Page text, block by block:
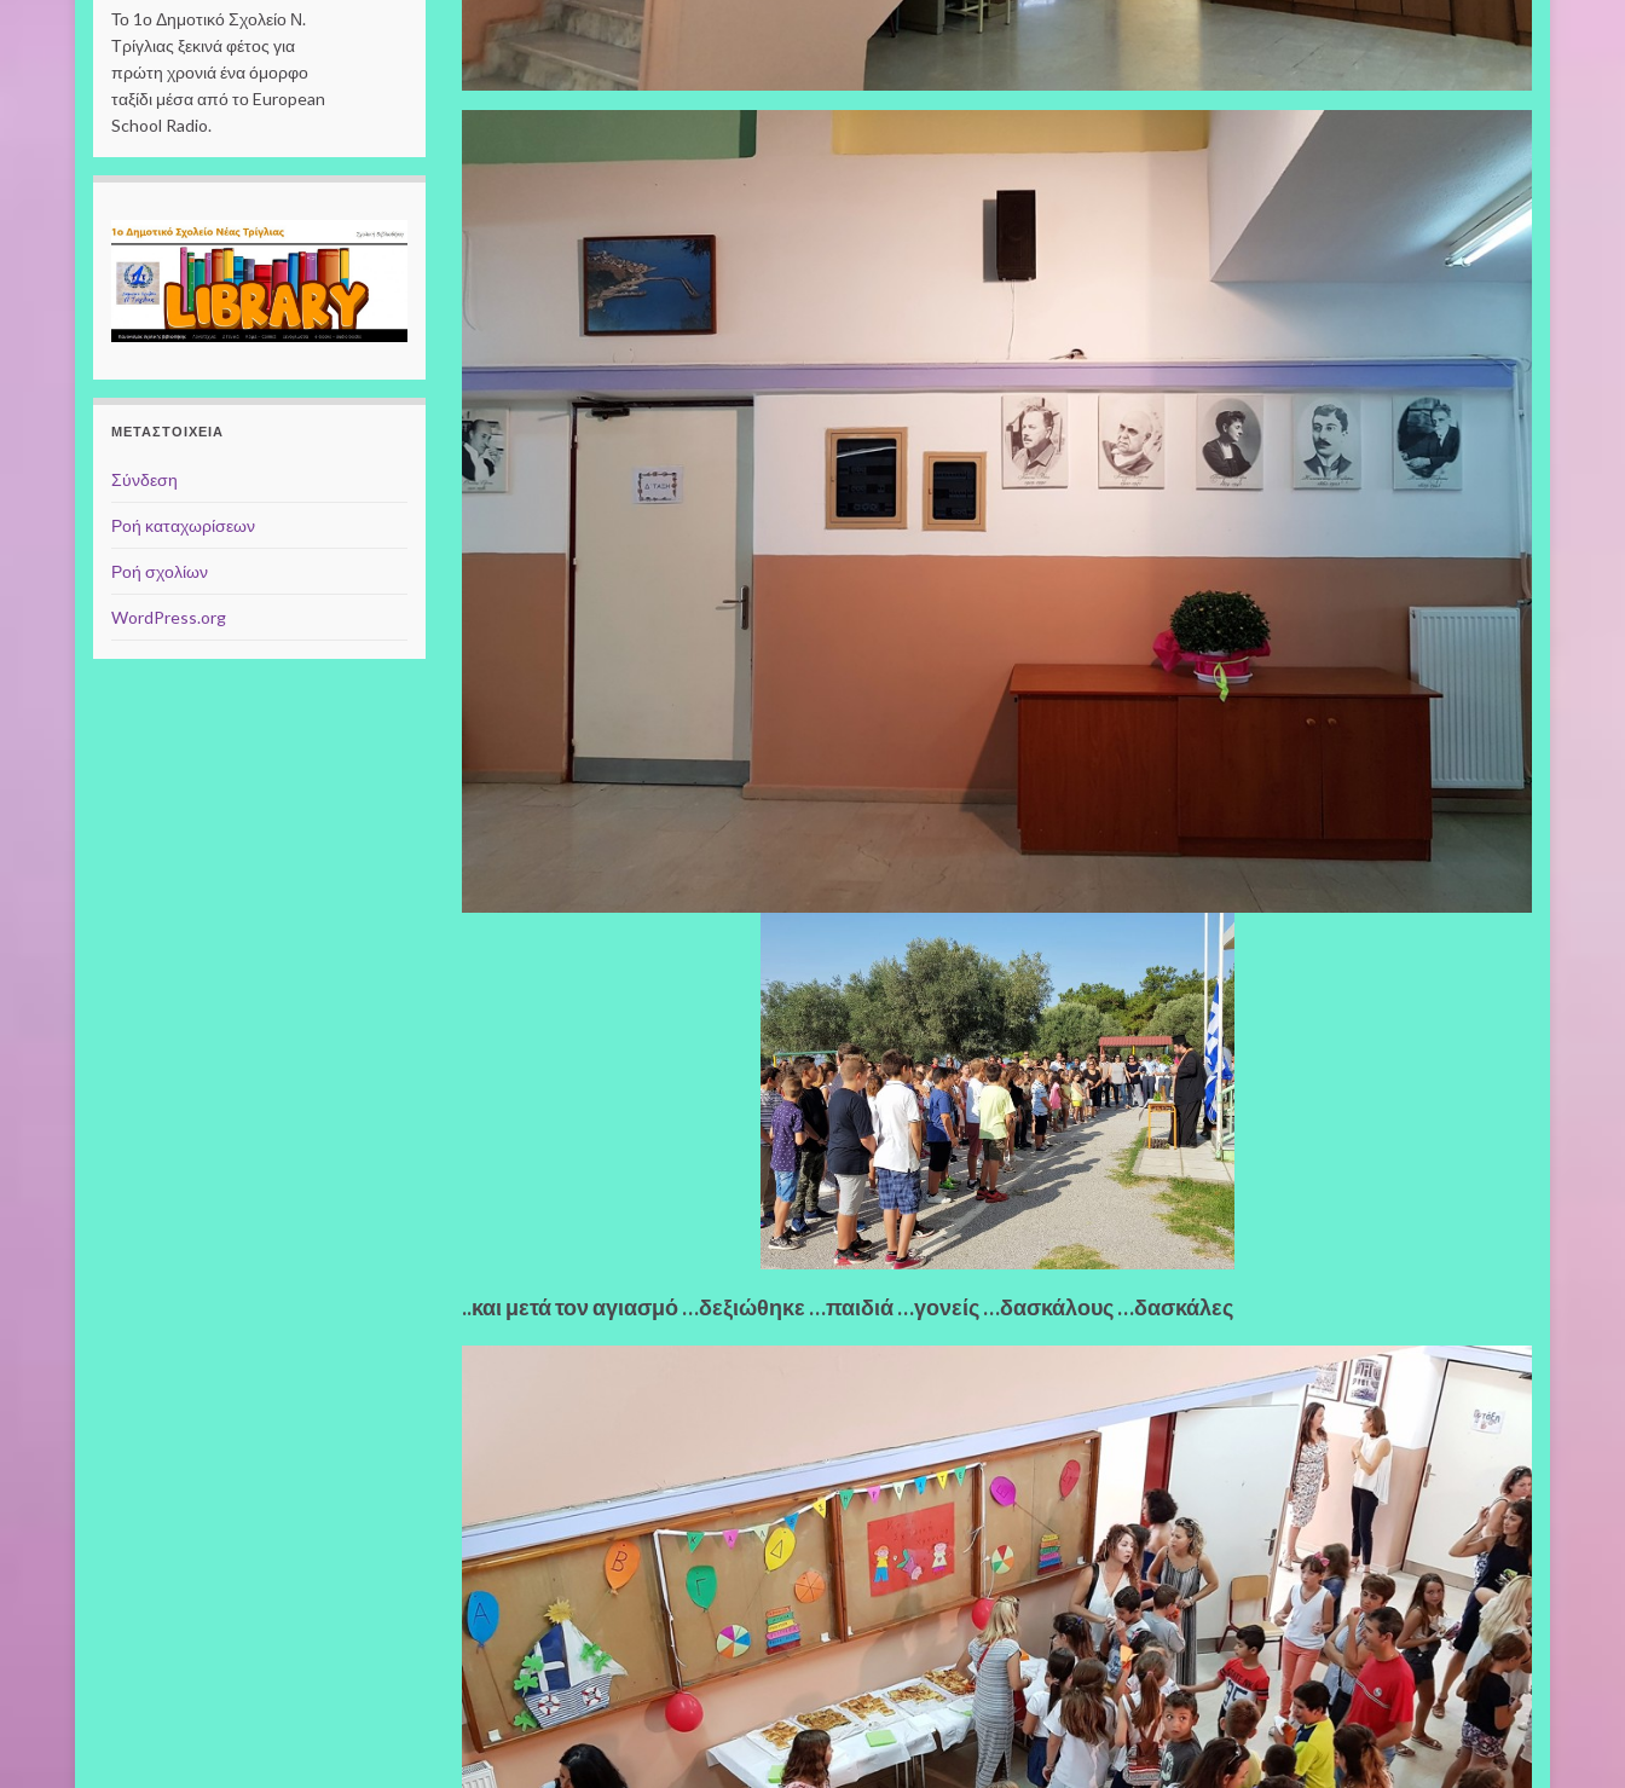
Το 1ο Δημοτικό Σχολείο Ν.
Τρίγλιας ξεκινά φέτος για
πρώτη χρονιά ένα όμορφο
ταξίδι μέσα από το European
School Radio.
ΜΕΤΑΣΤΟΙΧΕΊΑ
Σύνδεση
Ροή καταχωρίσεων
Ροή σχολίων
WordPress.org
..και μετά τον αγιασμό …δεξιώθηκε …παιδιά …γονείς …δασκάλους …δασκάλες